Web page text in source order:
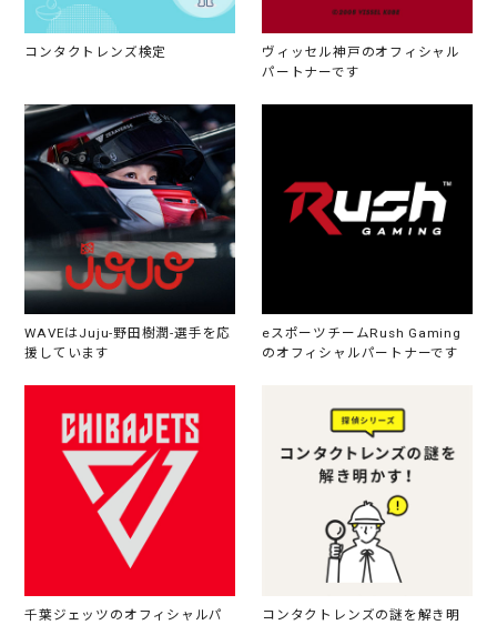
コンタクトレンズ検定
ヴィッセル神戸のオフィシャル
パートナーです
WAVEはJuju-野田樹潤-選手を応
援しています
eスポーツチームRush Gaming
のオフィシャルパートナーです
千葉ジェッツのオフィシャルパ
コンタクトレンズの謎を解き明